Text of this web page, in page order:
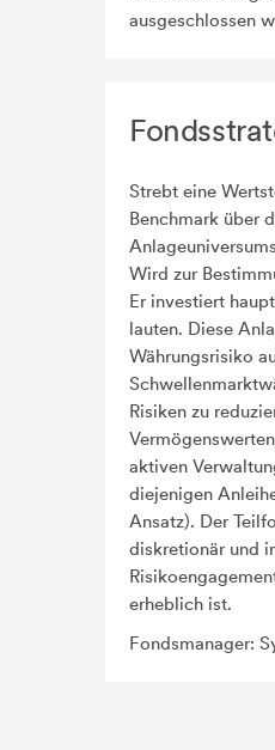
ausgeschlossen
Strebt eine
Benchmark über
Wird zur
Er investiert
lauten. Diese
Währungsrisiko
Risiken zu
aktiven
diejenigen
Ansatz). Der
diskretionär und
erheblich ist.
Fondsmanager: